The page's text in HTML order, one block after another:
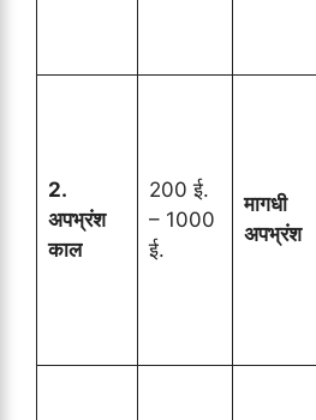
2.
अपभ्रंश
काल
200 ई.
– 1000
ई.
मागधी
अपभ्रंश